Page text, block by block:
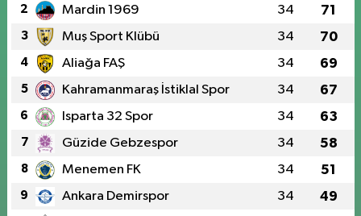
2 Mardin 1969 34 71
3 Muş Sport Klübü 34 70
4 Aliağa FAŞ 34 69
5 Kahramanmaraş İstiklal Spor 34 67
6 Isparta 32 Spor 34 63
7 Güzide Gebzespor 34 58
8 Menemen FK 34 51
9 Ankara Demirspor 34 49